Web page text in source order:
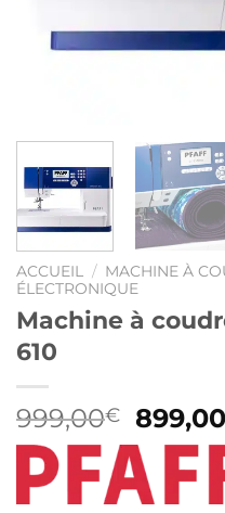
ACCUEIL / MACHINE À
ÉLECTRONIQUE
Machine à
610
999,00€
Le
prix
initial
était :